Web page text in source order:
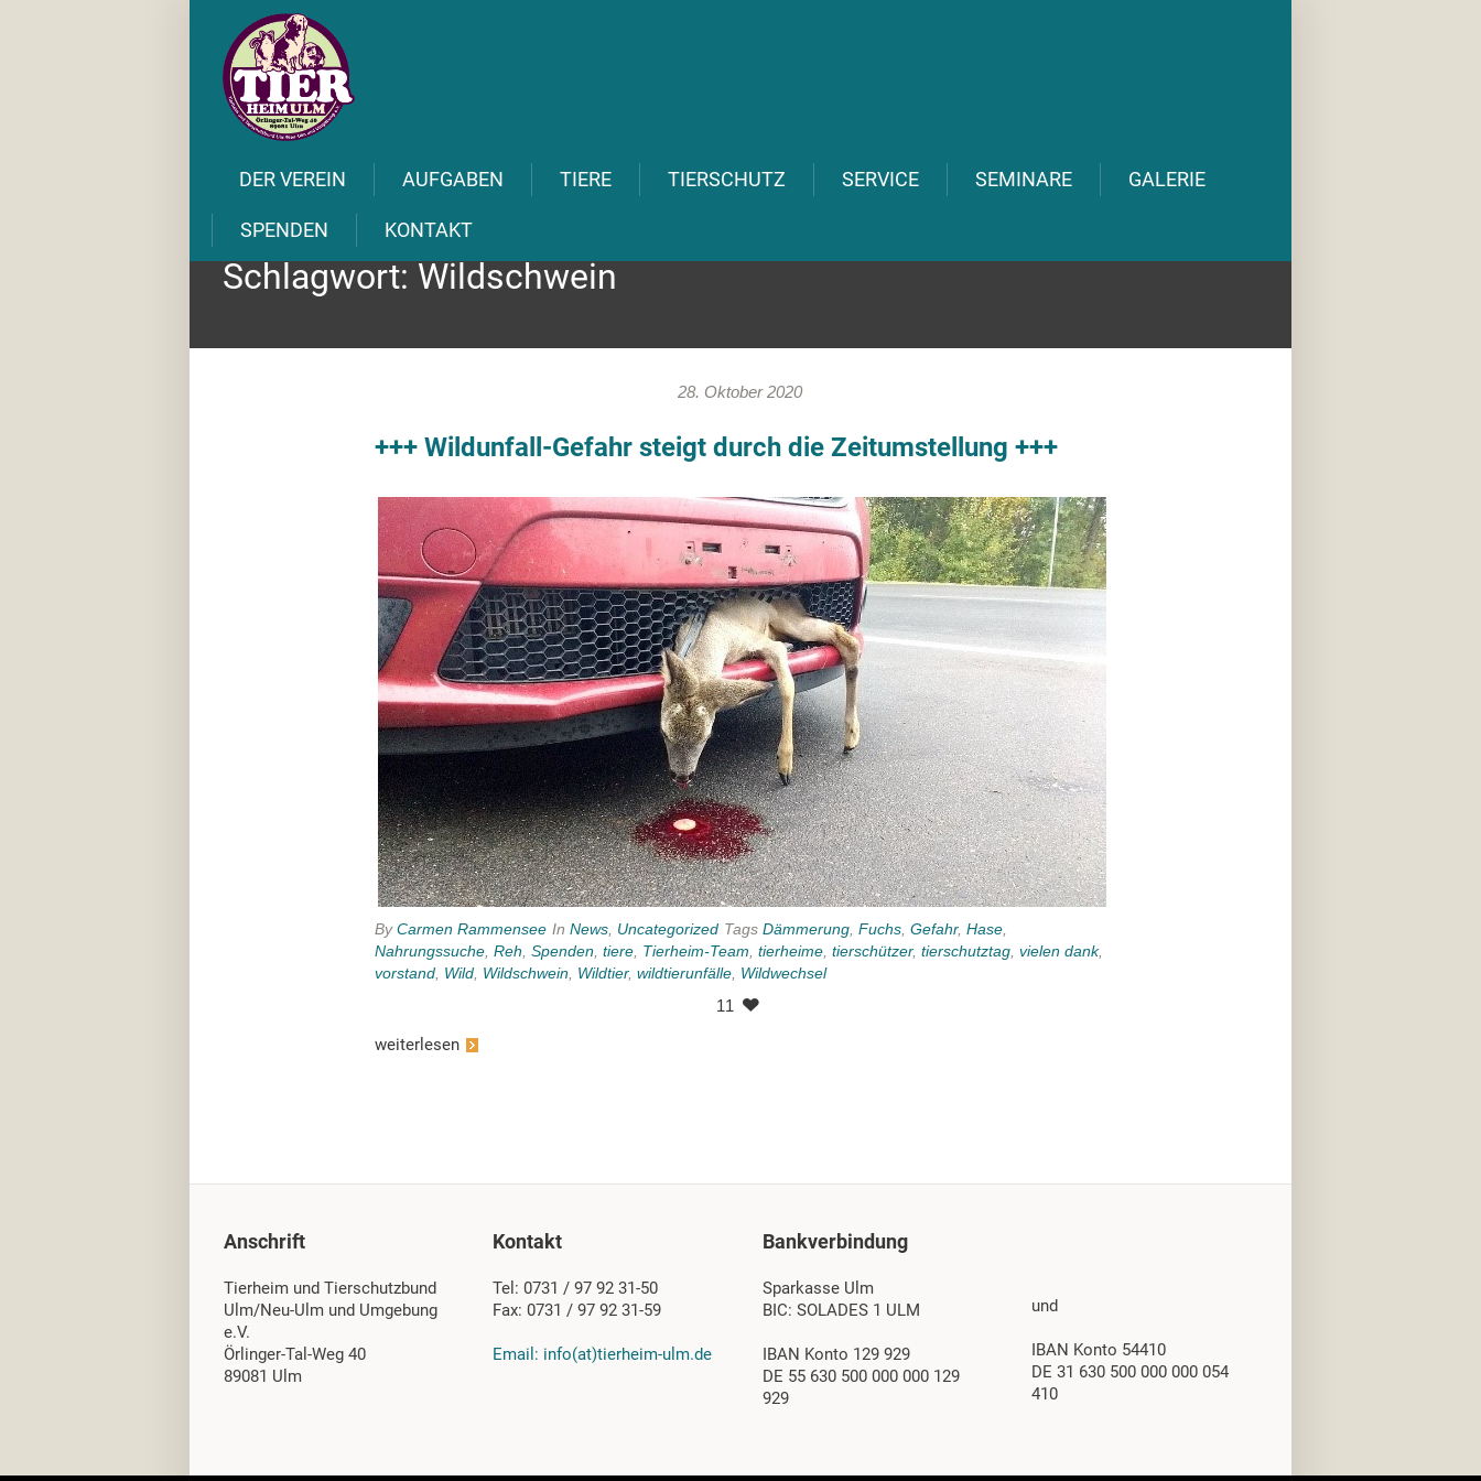
DER VEREIN AUFGABEN TIERE TIERSCHUTZ SERVICE SEMINARE GALERIE
SPENDEN KONTAKT
Schlagwort: Wildschwein
28. Oktober 2020
+++ Wildunfall-Gefahr steigt durch die Zeitumstellung +++
ByCarmen Rammensee In News, Uncategorized Tags Dämmerung, Fuchs, Gefahr, Hase,
Nahrungssuche, Reh Spenden, tiere, Tierheim-Team tierheime, tierschützer, tierschutztag, vielen dank,
vorstand, Wild, Wildschwein, Wildtier, wildtierunfälle, Wildwechsel
11
weiterlesen
Anschrift
Tierheim und Tierschutzbund
Ulm/Neu-Ulm und Umgebung
e.V.
Örlinger-Tal-Weg 40
89081 Ulm
Kontakt
Tel: 0731 / 97 92 31-50
Fax: 0731 / 97 92 31-59
Email: info(at)tierheim-ulm.de
Bankverbindung
Sparkasse Ulm
BIC: SOLADES 1 ULM
IBAN Konto 129 929
DE 55 630 500 000 000 129
929
und
IBAN Konto 54410
DE 31 630 500 000 000 054
410